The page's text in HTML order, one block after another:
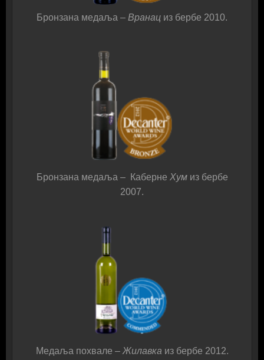
Бронзана медаља – Вранац из бербе 2010.
Бронзана медаља – Каберне Хум из бербе
2007.
Медаља похвале – Жилавка из бербе 2012.